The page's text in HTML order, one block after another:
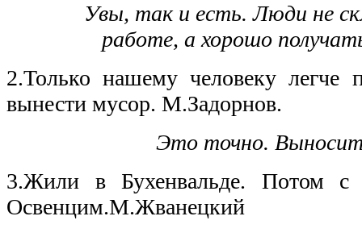
Увы, так и есть. Люди не
работе, а хорошо
2.Только нашему человеку легче
вынести мусор. М.Задорнов.
Это точно.
3.Жили в Бухенвальде. Потом с
Освенцим.М.Жванецкий